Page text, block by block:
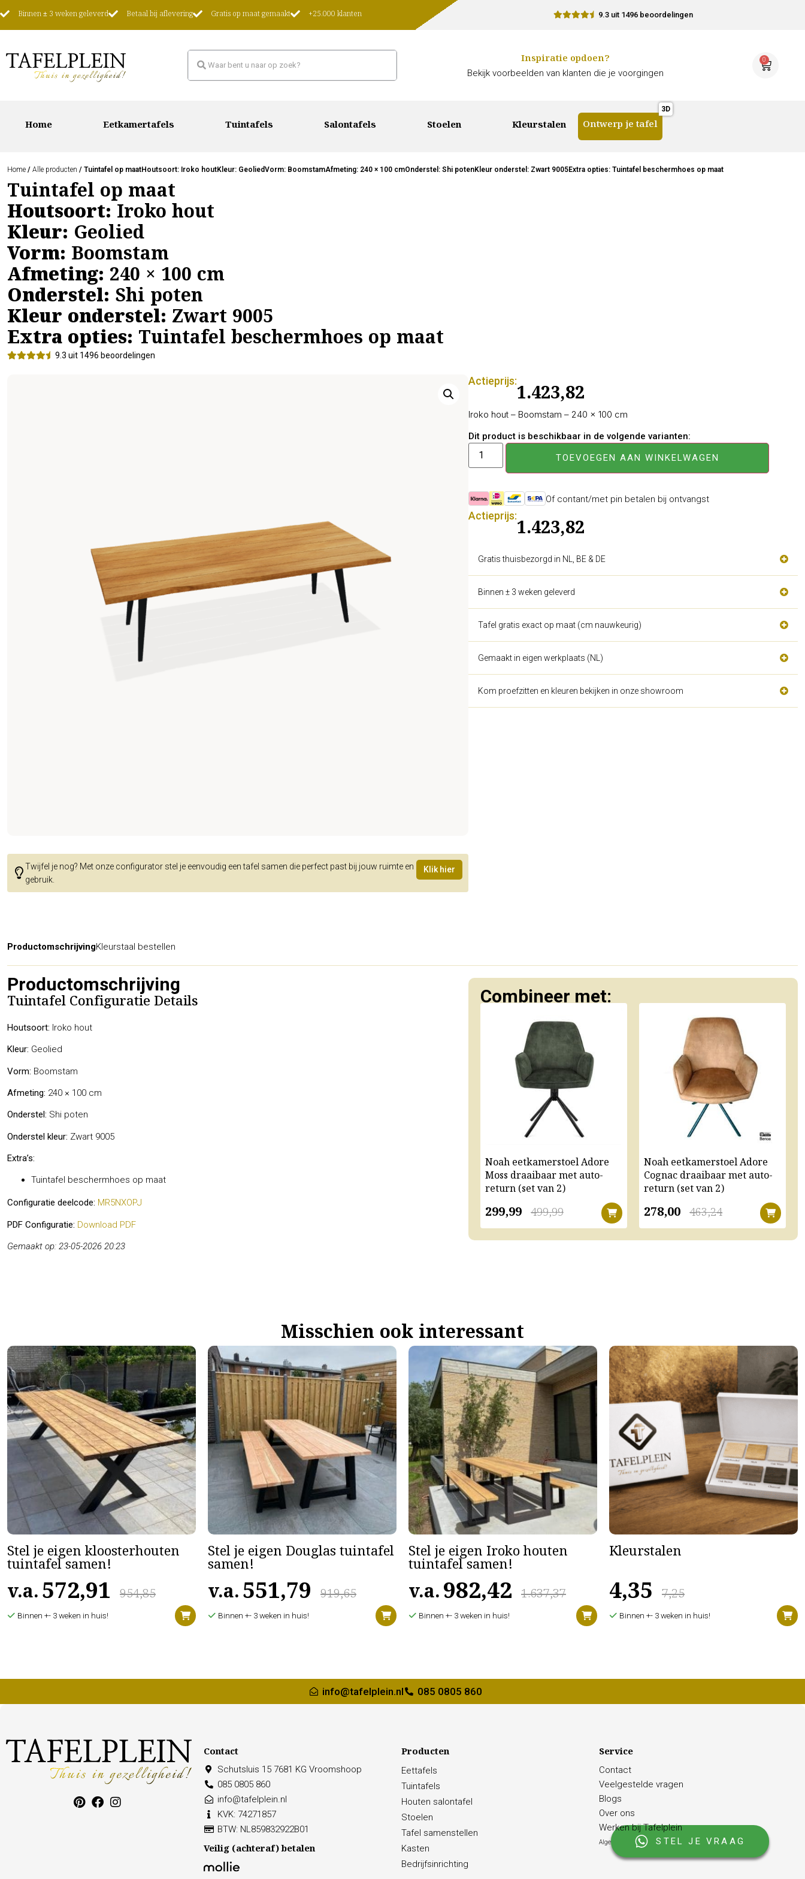
STEL JE VRAAG
Binnen ± 3 weken geleverd Betaal bij aflevering Gratis op maat gemaakt +25.000 klanten 9.3 uit 1496 beoordelingen
Inspiratie opdoen?
Bekijk voorbeelden van klanten die je voorgingen
0
Home Eetkamertafels Tuintafels Salontafels Stoelen Kleurstalen Ontwerp je tafel
Home / Alle producten / Tuintafel op maatHoutsoort: Iroko houtKleur: GeoliedVorm: BoomstamAfmeting: 240 × 100 cmOnderstel: Shi potenKleur onderstel: Zwart 9005Extra opties: Tuintafel beschermhoes op maat
Tuintafel op maat
Houtsoort: Iroko hout
Kleur: Geolied
Vorm: Boomstam
Afmeting: 240 × 100 cm
Onderstel: Shi poten
Kleur onderstel: Zwart 9005
Extra opties: Tuintafel beschermhoes op maat
9.3 uit 1496 beoordelingen
Twijfel je nog? Met onze configurator stel je eenvoudig een tafel samen die perfect past bij jouw ruimte en
gebruik.
Klik hier
Actieprijs:
1.423,82
Iroko hout – Boomstam – 240 × 100 cm
Dit product is beschikbaar in de volgende varianten:
TOEVOEGEN AAN WINKELWAGEN
Of contant/met pin betalen bij ontvangst
Actieprijs:
1.423,82
Gratis thuisbezorgd in NL, BE & DE
Binnen ± 3 weken geleverd
Tafel gratis exact op maat (cm nauwkeurig)
Gemaakt in eigen werkplaats (NL)
Kom proefzitten en kleuren bekijken in onze showroom
ProductomschrijvingKleurstaal bestellen
Productomschrijving
Tuintafel Configuratie Details
Houtsoort: Iroko hout
Kleur: Geolied
Vorm: Boomstam
Afmeting: 240 × 100 cm
Onderstel: Shi poten
Onderstel kleur: Zwart 9005
Extra’s:
Tuintafel beschermhoes op maat
Configuratie deelcode: MR5NXOPJ
PDF Configuratie: Download PDF
Gemaakt op: 23-05-2026 20:23
Combineer met:
Noah eetkamerstoel Adore
Moss draaibaar met auto-
return (set van 2)
499,99
299,99
Noah eetkamerstoel Adore
Cognac draaibaar met auto-
return (set van 2)
463,24
278,00
Misschien ook interessant
Stel je eigen kloosterhouten
tuintafel samen!
v.a. 954,85
572,91
Binnen +- 3 weken in huis!
Stel je eigen Douglas tuintafel
samen!
v.a. 919,65
551,79
Binnen +- 3 weken in huis!
Stel je eigen Iroko houten
tuintafel samen!
v.a. 1.637,37
982,42
Binnen +- 3 weken in huis!
Kleurstalen
7,25
4,35
Binnen +- 3 weken in huis!
info@tafelplein.nl 085 0805 860
Contact
Schutsluis 15 7681 KG Vroomshoop
085 0805 860
info@tafelplein.nl
KVK: 74271857
BTW: NL859832922B01
Veilig (achteraf) betalen
Producten
Eettafels
Tuintafels
Houten salontafel
Stoelen
Tafel samenstellen
Kasten
Bedrijfsinrichting
Service
Contact
Veelgestelde vragen
Blogs
Over ons
Werken bij Tafelplein
Algemene voorwaarden | Privacy Policy |Cookies